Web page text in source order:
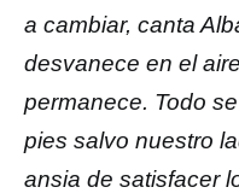
a cambiar, canta
desvanece en el
permanece. Todo
pies salvo nuestro
ansia de satisfacer